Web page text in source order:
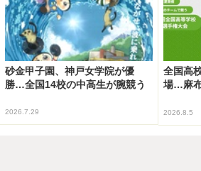
砂金甲子園、神戸女学院が優
勝…全国14校の中高生が腕競う
2026.7.29
全国高
場…麻
2026.8.5